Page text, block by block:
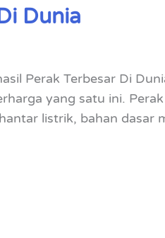
Dunia
Perak Terbesar Di
yang satu ini.
listrik, bahan dasar